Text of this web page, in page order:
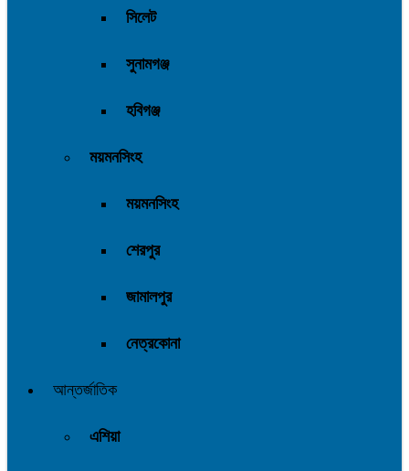
সিলেট
সুনামগঞ্জ
হবিগঞ্জ
ময়মনসিংহ
ময়মনসিংহ
শেরপুর
জামালপুর
নেত্রকোনা
আন্তর্জাতিক
এশিয়া